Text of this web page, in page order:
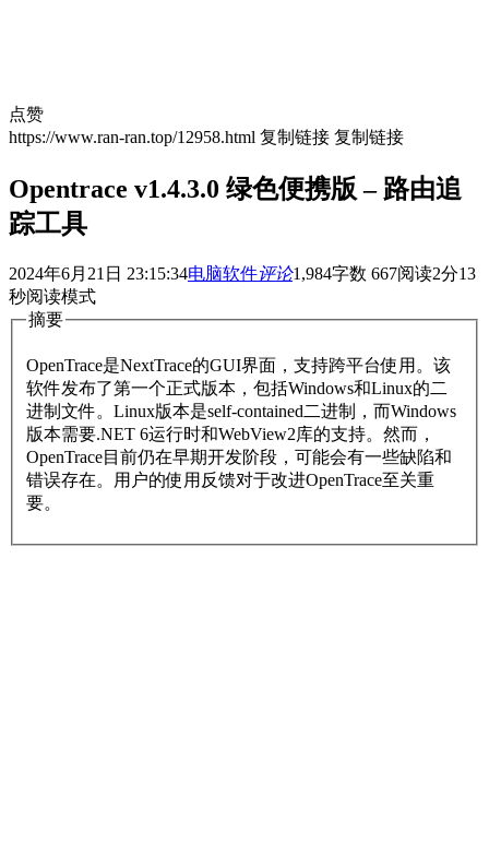
点赞
https://www.ran-ran.top/12958.html 复制链接 复制链接
Opentrace v1.4.3.0 绿色便携版 – 路由追
踪工具
2024年6月21日 23:15:34电脑软件评论1,984字数 667阅读2分13
秒阅读模式
摘要
OpenTrace是NextTrace的GUI界面，支持跨平台使用。该
软件发布了第一个正式版本，包括Windows和Linux的二
进制文件。Linux版本是self-contained二进制，而Windows
版本需要.NET 6运行时和WebView2库的支持。然而，
OpenTrace目前仍在早期开发阶段，可能会有一些缺陷和
错误存在。用户的使用反馈对于改进OpenTrace至关重
要。